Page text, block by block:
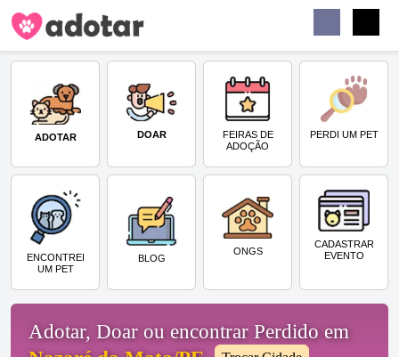
ADOTAR DOAR
FEIRAS DE
ADOÇÃO
PERDI UM PET
ENCONTREI
UM PET
BLOG
ONGS
CADASTRAR
EVENTO
Adotar, Doar ou encontrar Perdido em